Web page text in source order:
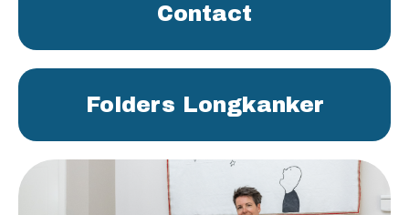
Contact
Folders Longkanker